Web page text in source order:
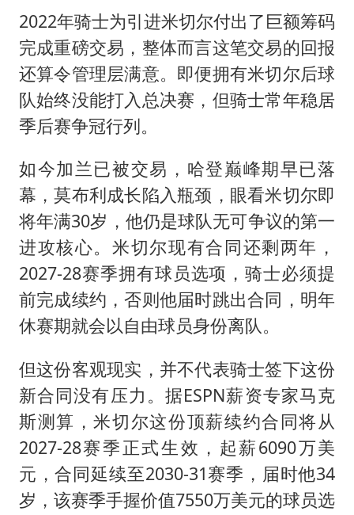
2022年骑士为引进米切尔付出了巨额筹码
完成重磅交易，整体而言这笔交易的回报
还算令管理层满意。即便拥有米切尔后球
队始终没能打入总决赛，但骑士常年稳居
季后赛争冠行列。
如今加兰已被交易，哈登巅峰期早已落
幕，莫布利成长陷入瓶颈，眼看米切尔即
将年满30岁，他仍是球队无可争议的第一
进攻核心。米切尔现有合同还剩两年，
2027-28赛季拥有球员选项，骑士必须提
前完成续约，否则他届时跳出合同，明年
休赛期就会以自由球员身份离队。
但这份客观现实，并不代表骑士签下这份
新合同没有压力。据ESPN薪资专家马克
斯测算，米切尔这份顶薪续约合同将从
2027-28赛季正式生效，起薪6090万美
元，合同延续至2030-31赛季，届时他34
岁，该赛季手握价值7550万美元的球员选